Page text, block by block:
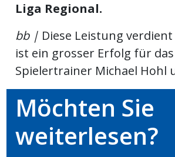
Liga Regional.
bb | Diese Leistung
ist ein grosser Erfolg für
Spielertrainer Michael Hohl
Möchten Sie
weiterlesen?